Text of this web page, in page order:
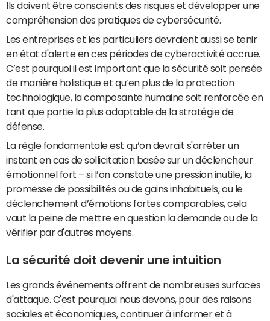
Ils doivent être conscients des risques et développer une
compréhension des pratiques de cybersécurité.
Les entreprises et les particuliers devraient aussi se tenir
en état d'alerte en ces périodes de cyberactivité accrue.
C’est pourquoi il est important que la sécurité soit pensée
de manière holistique et qu’en plus de la protection
technologique, la composante humaine soit renforcée en
tant que partie la plus adaptable de la stratégie de
défense.
La règle fondamentale est qu’on devrait s'arrêter un
instant en cas de sollicitation basée sur un déclencheur
émotionnel fort – si l’on constate une pression inutile, la
promesse de possibilités ou de gains inhabituels, ou le
déclenchement d’émotions fortes comparables, cela
vaut la peine de mettre en question la demande ou de la
vérifier par d'autres moyens.
La sécurité doit devenir une intuition
Les grands événements offrent de nombreuses surfaces
d'attaque. C'est pourquoi nous devons, pour des raisons
sociales et économiques, continuer à informer et à